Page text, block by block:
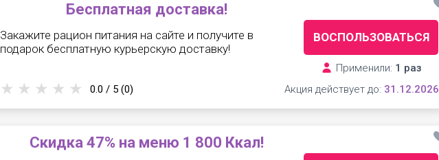
Бесплатная доставка!
Закажите рацион питания на сайте и получите в
подарок бесплатную курьерскую доставку!
ВОСПОЛЬЗОВАТЬСЯ
Применили: 1 раз
0.0 / 5 (0) Акция действует до: 31.12.2026
Скидка 47% на меню 1 800 Ккал!